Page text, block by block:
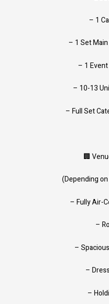
– 1
– 1 Set
– 1
– 10-13
– Full Set
🏢
(Depending
– Fully Air-
–
–
–
–